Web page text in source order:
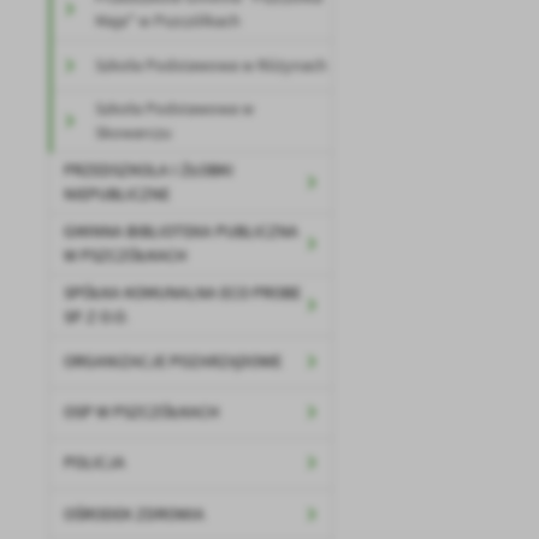
Maja" w Pszczółkach
Szkoła Podstawowa w Różynach
Szkoła Podstawowa w
Skowarczu
PRZEDSZKOLA I ŻŁOBKI
NIEPUBLICZNE
GMINNA BIBLIOTEKA PUBLICZNA
W PSZCZÓŁKACH
SPÓŁKA KOMUNALNA ECO PROBE
SP. Z O.O.
ORGANIZACJE POZARZĄDOWE
OSP W PSZCZÓŁKACH
POLICJA
OŚRODEK ZDROWIA